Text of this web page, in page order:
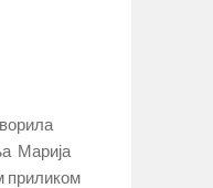
Марија
приликом